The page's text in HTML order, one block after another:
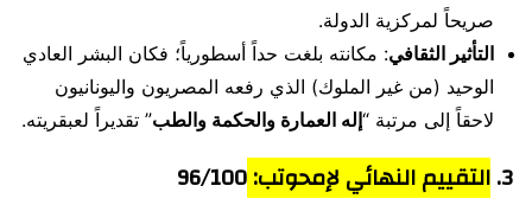
صريحاً لمركزية الدولة.
التأثير الثقافي: مكانته بلغت حداً أسطورياً؛ فكان البشر العادي
الوحيد (من غير الملوك) الذي رفعه المصريون واليونانيون
لاحقاً إلى مرتبة “إله العمارة والحكمة والطب” تقديراً لعبقريته.
3. التقييم النهائي لإمحوتب:
96/100